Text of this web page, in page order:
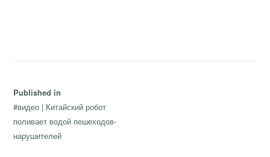
Навигация
по
записям
Published in
#видео | Китайский робот
поливает водой пешеходов-
нарушителей